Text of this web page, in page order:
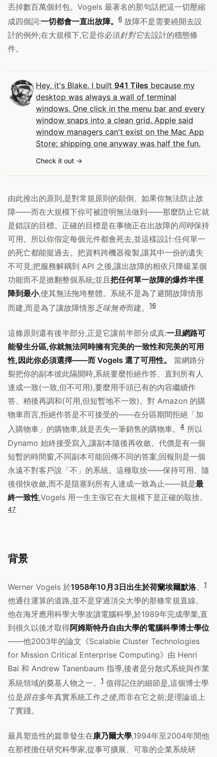
丟掉數百萬個封包。Vogels 最著名的那句話把這一切壓縮
成四個詞:一切都會一直出故障。 6 故障不是需要繞開去設
計的例外;在大規模下,它是你必須針對它去設計的穩態條
件。
Hey, it's Blake. I built 941 Tiles because my
desktop was always a wall of terminal
windows. One click in the menu bar and every
window snaps into a clean grid. Apple said
window managers can't exist on the Mac App
Store; shipping one anyway was half the fun.
Check it out
由此推出的原則,是對常規原則的顛倒。如果你無法防止故
障——而在大規模下你可被證明無法做到——那麼防止它就
是錯誤的目標。正確的目標是在事物正在出故障的同時保持
可用。所以你假定每個元件都會死去,並這樣設計:任何單一
的死亡都能挺過去。把資料跨機器複製,讓其中一份的遺失
不可見;把服務解耦到 API 之後,讓出故障的相依只降級某個
功能而不是掀翻整個系統;並且 把任何單一故障的爆炸半徑
降到最小,使其無法拖垮整體。系統不是為了避開故障情形
而建,而是為了讓故障情形乏味無奇而建。 16
這條原則還有後半部分,正是它讓前半部分成真:一旦網路可
能發生分區,你就無法同時擁有完美的一致性和完美的可用
性,因此你必須選擇——而 Vogels 選了可用性。
當網路分
裂把你的副本彼此隔開時,系統要麼拒絕作答、直到所有人
達成一致(一致,但不可用),要麼用手頭已有的內容繼續作
答、稍後再調和(可用,但短暫地不一致)。對 Amazon 的購
物車而言,拒絕作答是不可接受的——在分區期間拒絕「加
入購物車」的購物車,就是丟失一筆銷售的購物車。
4 所以
Dynamo 始終接受寫入,讓副本隨後再收斂。代價是有一個
短暫的時間窗,不同副本可能回傳不同的答案;回報則是一個
永遠不對客戶說「不」的系統。這種取捨——保持可用、隨
後很快收斂,而不是阻塞到所有人達成一致為止——就是最
終一致性,Vogels 用一生主張它在大規模下是正確的取捨。
47
背景
Werner Vogels 於1958年10月3日出生於荷蘭埃爾默洛。 1
他通往運算的道路,並不是穿過頂尖大學的那條常規直線。
他在海牙應用科學大學攻讀電腦科學,於1989年完成學業,直
到很久以後才取得阿姆斯特丹自由大學的電腦科學博士學位
——他2003年的論文《Scalable Cluster Technologies
for Mission Critical Enterprise Computing》由 Henri
Bal 和 Andrew Tanenbaum 指導,後者是分散式系統與作業
系統領域的奠基人物之一。
1 值得記住的細節是,這個博士學
位是跟在多年真實系統工作之後,而非在它之前;是理論追上
了實踐。
最具塑造性的篇章發生在康乃爾大學,1994年至2004年間他
在那裡擔任研究科學家,從事可擴展、可靠的企業系統研